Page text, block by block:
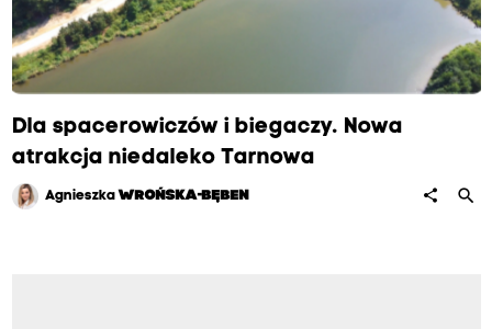
Dla spacerowiczów i biegaczy. Nowa
atrakcja niedaleko Tarnowa
Agnieszka WROŃSKA-BĘBEN share search